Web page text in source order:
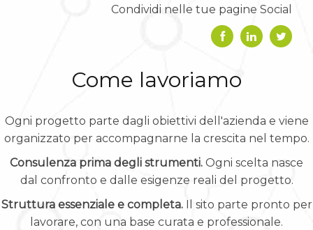
Condividi nelle tue pagine Social
Come lavoriamo
Ogni progetto parte dagli obiettivi dell'azienda e viene
organizzato per accompagnarne la crescita nel tempo.
Consulenza prima degli strumenti. Ogni scelta nasce
dal confronto e dalle esigenze reali del progetto.
Struttura essenziale e completa.Il sito parte pronto per
lavorare, con una base curata e professionale.